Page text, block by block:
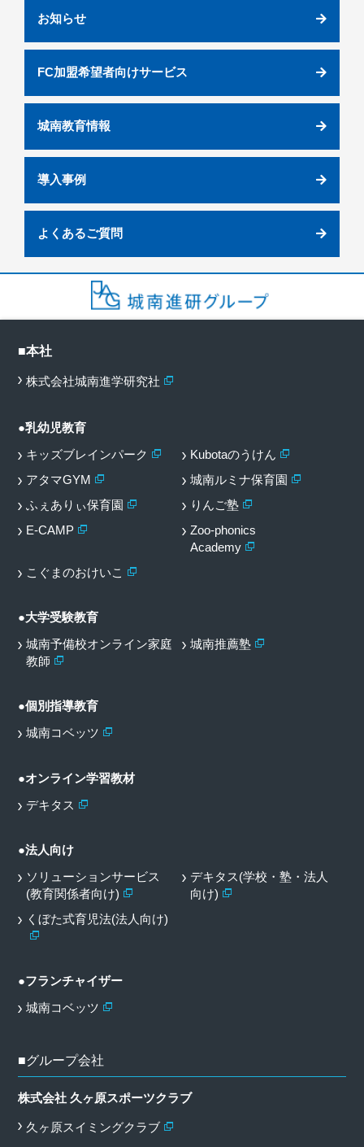
お知らせ
FC加盟希望者向けサービス
城南教育情報
導入事例
よくあるご質問
■本社
株式会社城南進学研究社
●乳幼児教育
キッズブレインパーク
Kubotaのうけん
アタマGYM
城南ルミナ保育園
ふぇありぃ保育園
りんご塾
E-CAMP
Zoo-phonics
Academy
こぐまのおけいこ
●大学受験教育
城南予備校オンライン家庭
教師
城南推薦塾
●個別指導教育
城南コベッツ
●オンライン学習教材
デキタス
●法人向け
ソリューションサービス
(教育関係者向け)
デキタス(学校・塾・法人
向け)
くぼた式育児法(法人向け)
●フランチャイザー
城南コベッツ
■グループ会社
株式会社 久ヶ原スポーツクラブ
久ヶ原スイミングクラブ